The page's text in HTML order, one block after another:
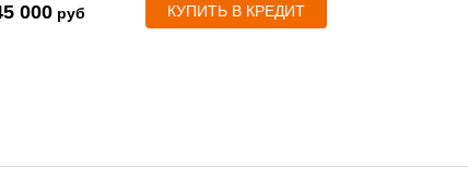
000 руб КУПИТЬ В КРЕДИТ